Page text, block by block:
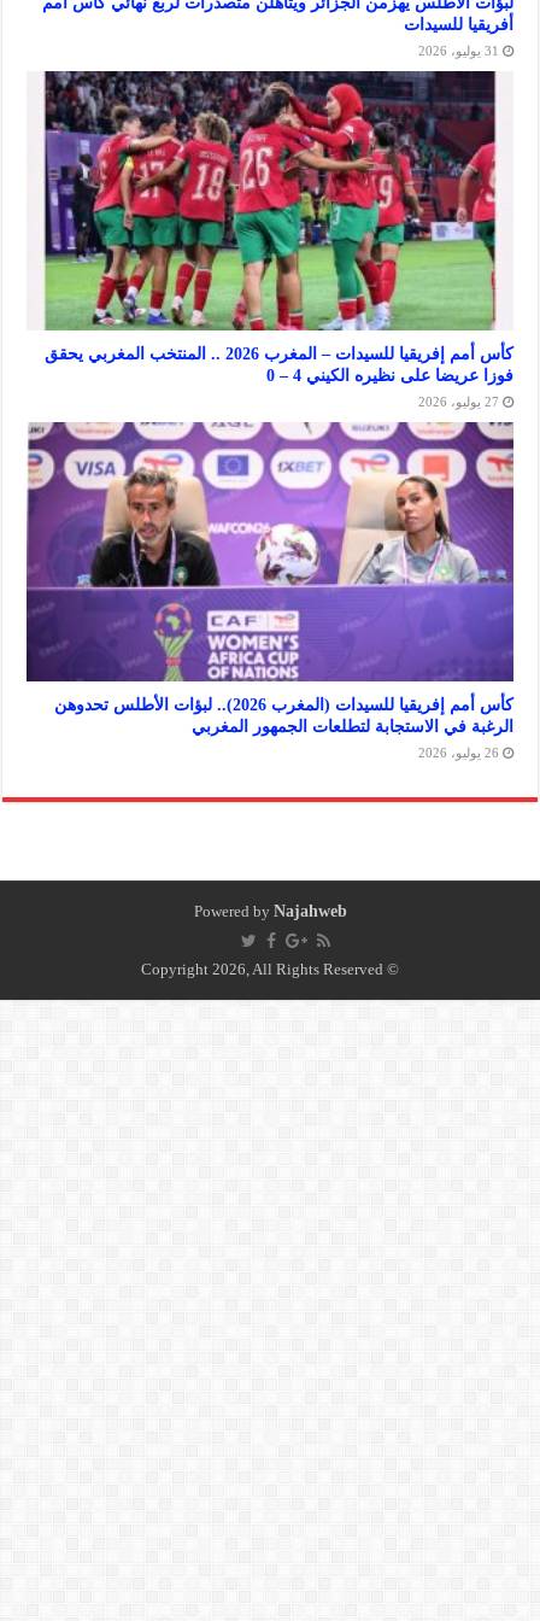
للسيدات
كأس أمم إفريقيا للسيدات – المغرب 2026 .. المنتخب المغربي يحقق
على نظيره الكيني 4 – 0
كأس أمم إفريقيا للسيدات (المغرب 2026).. لبؤات الأطلس تحدوهن
الاستجابة لتطلعات الجمهور المغربي
Powered by